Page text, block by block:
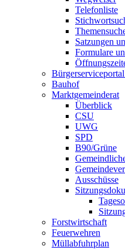
Telefonliste
Satzungen
Formulare
Bauhof
Marktgemeinderat
Überblick
CSU
UWG
SPD
B90/Grüne
Ausschüsse
Forstwirtschaft
Feuerwehren
Müllabfuhrplan